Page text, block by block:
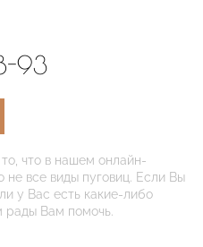
93
что в нашем онлайн-
не все виды пуговиц. Если Вы
у Вас есть какие-либо
рады Вам помочь.